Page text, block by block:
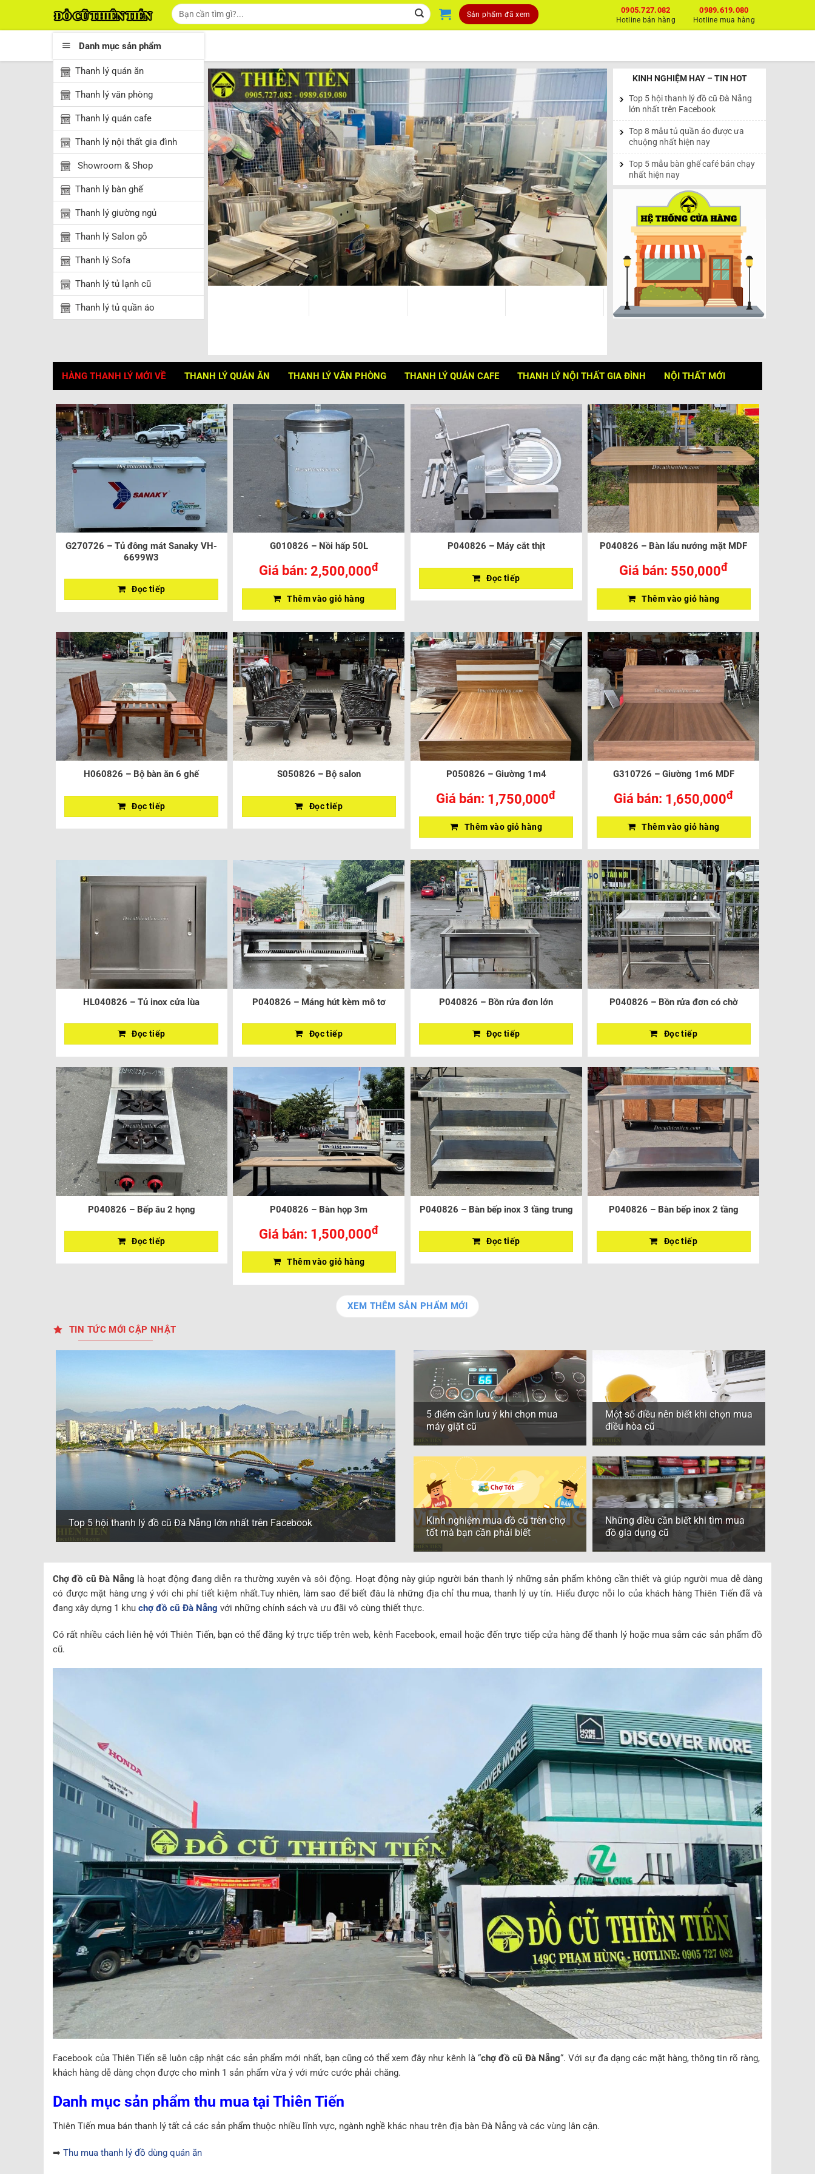
Tìm
kiếm:
Sản phẩm đã xem 0989.619.080
Hotline mua hàng
0905.727.082
Hotline bán hàng
Danh mục sản phẩm
Thanh lý quán ăn
Thanh lý văn phòng
Thanh lý quán cafe
Thanh lý nội thất gia đình
Showroom & Shop
Thanh lý bàn ghế
Thanh lý giường ngủ
Thanh lý Salon gỗ
Thanh lý Sofa
Thanh lý tủ lạnh cũ
Thanh lý tủ quần áo
KINH NGHIỆM HAY – TIN HOT
Top 5 hội thanh lý đồ cũ Đà Nẵng
lớn nhất trên Facebook
Top 8 mẫu tủ quần áo được ưa
chuộng nhất hiện nay
Top 5 mẫu bàn ghế café bán chạy
nhất hiện nay
HÀNG THANH LÝ MỚI VỀ THANH LÝ QUÁN ĂN THANH LÝ VĂN PHÒNG THANH LÝ QUÁN CAFE THANH LÝ NỘI THẤT GIA ĐÌNH NỘI THẤT MỚI
G270726 – Tủ đông mát Sanaky VH-
6699W3
Đọc tiếp
G010826 – Nồi hấp 50L
Giá bán: 2,500,000đ
Thêm vào giỏ hàng
P040826 – Máy cắt thịt
Đọc tiếp
P040826 – Bàn lẩu nướng mặt MDF
Giá bán: 550,000đ
Thêm vào giỏ hàng
H060826 – Bộ bàn ăn 6 ghế
Đọc tiếp
S050826 – Bộ salon
Đọc tiếp
P050826 – Giường 1m4
Giá bán: 1,750,000đ
Thêm vào giỏ hàng
G310726 – Giường 1m6 MDF
Giá bán: 1,650,000đ
Thêm vào giỏ hàng
HL040826 – Tủ inox cửa lùa
Đọc tiếp
P040826 – Máng hút kèm mô tơ
Đọc tiếp
P040826 – Bồn rửa đơn lớn
Đọc tiếp
P040826 – Bồn rửa đơn có chờ
Đọc tiếp
P040826 – Bếp âu 2 họng
Đọc tiếp
P040826 – Bàn họp 3m
Giá bán: 1,500,000đ
Thêm vào giỏ hàng
P040826 – Bàn bếp inox 3 tầng trung
Đọc tiếp
P040826 – Bàn bếp inox 2 tầng
Đọc tiếp
XEM THÊM SẢN PHẨM MỚI
TIN TỨC MỚI CẬP NHẬT
Top 5 hội thanh lý đồ cũ Đà Nẵng lớn nhất trên Facebook
5 điểm cần lưu ý khi chọn mua
máy giặt cũ
Một số điều nên biết khi chọn mua
điều hòa cũ
Kinh nghiệm mua đồ cũ trên chợ
tốt mà bạn cần phải biết
Những điều cần biết khi tìm mua
đồ gia dụng cũ
Chợ đồ cũ Đà Nẵng là hoạt động đang diễn ra thường xuyên và sôi động. Hoạt động này giúp người bán thanh lý những sản phẩm không cần thiết và giúp người mua dễ dàng
có được mặt hàng ưng ý với chi phí tiết kiệm nhất.Tuy nhiên, làm sao để biết đâu là những địa chỉ thu mua, thanh lý uy tín. Hiểu được nỗi lo của khách hàng Thiên Tiến đã và
đang xây dựng 1 khu chợ đồ cũ Đà Nẵng với những chính sách và ưu đãi vô cùng thiết thực.
Có rất nhiều cách liên hệ với Thiên Tiến, bạn có thể đăng ký trực tiếp trên web, kênh Facebook, email hoặc đến trực tiếp cửa hàng để thanh lý hoặc mua sắm các sản phẩm đồ
cũ.
Facebook của Thiên Tiến sẽ luôn cập nhật các sản phẩm mới nhất, bạn cũng có thể xem đây như kênh là “chợ đồ cũ Đà Nẵng“. Với sự đa dạng các mặt hàng, thông tin rõ ràng,
khách hàng dễ dàng chọn được cho mình 1 sản phẩm vừa ý với mức cước phải chăng.
Danh mục sản phẩm thu mua tại Thiên Tiến
Thiên Tiến mua bán thanh lý tất cả các sản phẩm thuộc nhiều lĩnh vực, ngành nghề khác nhau trên địa bàn Đà Nẵng và các vùng lân cận.
➡ Thu mua thanh lý đồ dùng quán ăn